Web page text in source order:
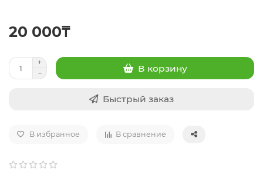
20 000₸
В корзину
Быстрый заказ
В избранное В сравнение